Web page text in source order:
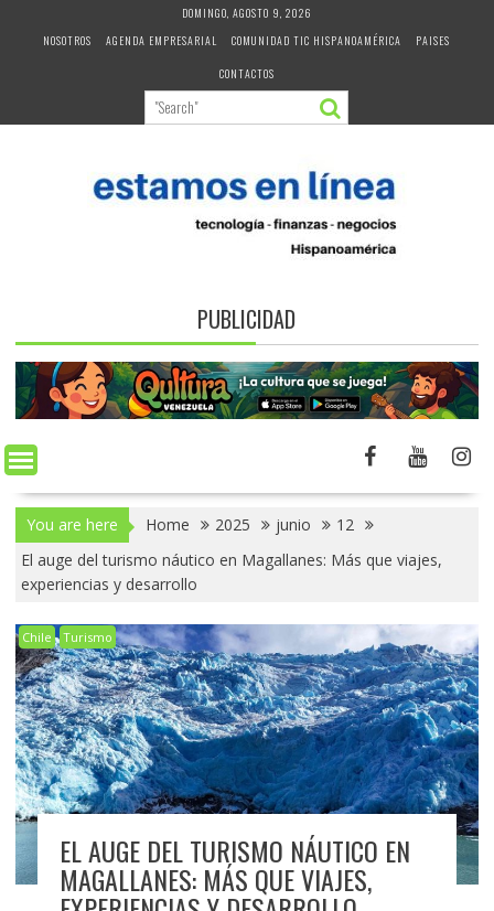
DOMINGO, AGOSTO 9, 2026
NOSOTROS
AGENDA EMPRESARIAL COMUNIDAD TIC HISPANOAMÉRICA
PAISES
CONTACTOS
PUBLICIDAD
You are here Home 2025 junio
12
El auge del turismo náutico en Magallanes: Más que viajes,
experiencias y desarrollo
Chile Turismo
EL AUGE DEL TURISMO NÁUTICO EN
MAGALLANES: MÁS QUE VIAJES,